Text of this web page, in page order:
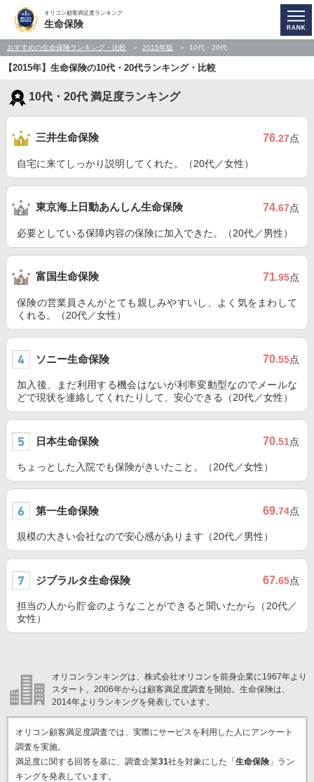
オリコン顧客満足度ランキング
生命保険
おすすめの生命保険ランキング・比較 2015年版 10代・20代
【2015年】生命保険の10代・20代ランキング・比較
10代・20代 満足度ランキング
三井生命保険 76.27点
自宅に来てしっかり説明してくれた。（20代／女性）
東京海上日動あんしん生命保険 74.67点
必要としている保障内容の保険に加入できた。（20代／男性）
富国生命保険 71.95点
保険の営業員さんがとても親しみやすいし、よく気をまわして
くれる。（20代／女性）
ソニー生命保険 70.55点
加入後、まだ利用する機会はないが利率変動型なのでメールな
どで現状を連絡してくれたりして、安心できる（20代／女性）
日本生命保険 70.51点
ちょっとした入院でも保険がきいたこと。（20代／女性）
第一生命保険 69.74点
規模の大きい会社なので安心感があります（20代／男性）
ジブラルタ生命保険 67.65点
担当の人から貯金のようなことができると聞いたから（20代／
女性）
オリコンランキングは、株式会社オリコンを前身企業に1967年より
スタート。2006年からは顧客満足度調査を開始。生命保険は、
2014年よりランキングを発表しています。
オリコン顧客満足度調査では、実際にサービスを利用した 人にアンケート
調査を実施。
満足度に関する回答を基に、調査企業31社を対象にした「 生命保険」ラン
キングを発表しています。